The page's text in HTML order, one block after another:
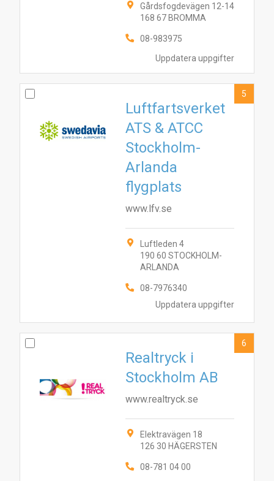
Uppdatera uppgifter
Gårdsfogdevägen 12-14
168 67 BROMMA
08-983975
Uppdatera uppgifter
Luftfartsverket
ATS & ATCC
Stockholm-
Arlanda
flygplats
www.lfv.se
Luftleden 4
190 60 STOCKHOLM-
ARLANDA
08-7976340
5
Realtryck i
Stockholm AB
www.realtryck.se
Elektravägen 18
126 30 HÄGERSTEN
08-781 04 00
6